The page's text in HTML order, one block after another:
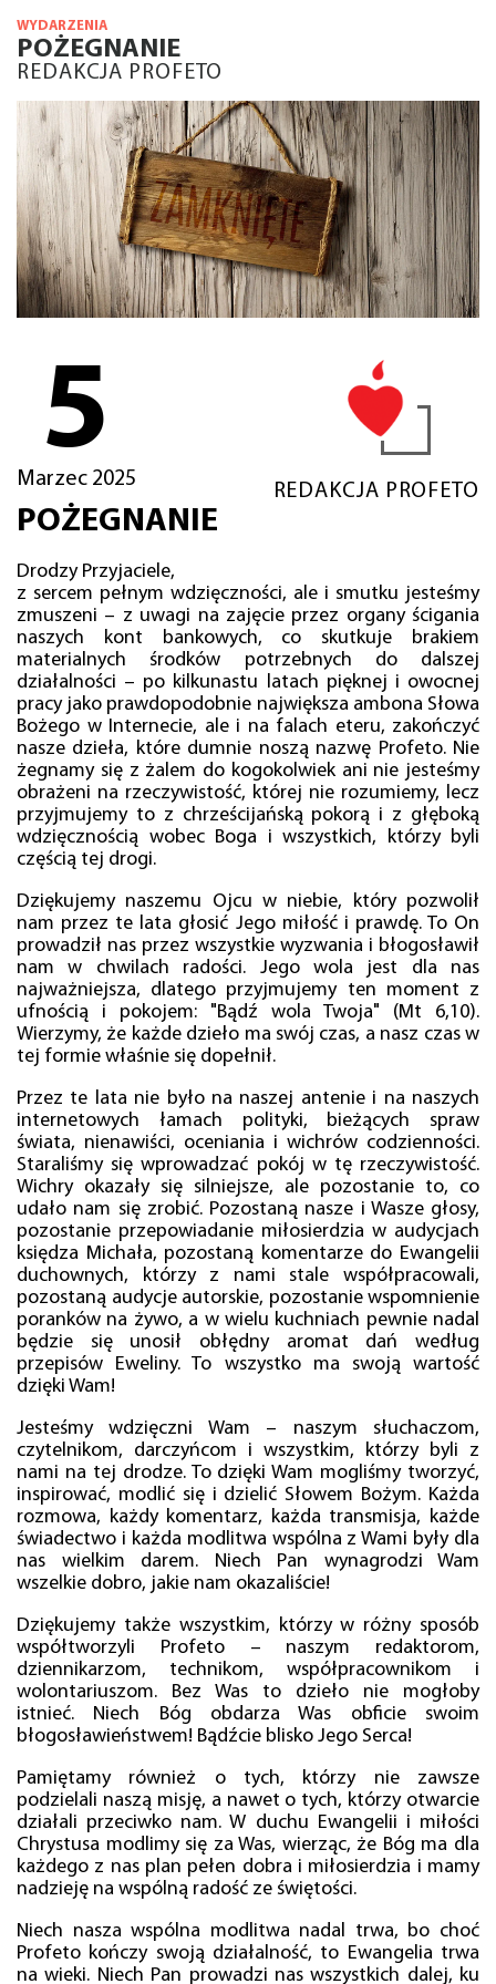
WYDARZENIA
POŻEGNANIE
REDAKCJA PROFETO
5
Marzec 2025
REDAKCJA PROFETO
POŻEGNANIE
Drodzy Przyjaciele,
z sercem pełnym wdzięczności, ale i smutku jesteśmy
zmuszeni – z uwagi na zajęcie przez organy ścigania
naszych kont bankowych, co skutkuje brakiem
materialnych środków potrzebnych do dalszej
działalności – po kilkunastu latach pięknej i owocnej
pracy jako prawdopodobnie największa ambona Słowa
Bożego w Internecie, ale i na falach eteru, zakończyć
nasze dzieła, które dumnie noszą nazwę Profeto. Nie
żegnamy się z żalem do kogokolwiek ani nie jesteśmy
obrażeni na rzeczywistość, której nie rozumiemy, lecz
przyjmujemy to z chrześcijańską pokorą i z głęboką
wdzięcznością wobec Boga i wszystkich, którzy byli
częścią tej drogi.
Dziękujemy naszemu Ojcu w niebie, który pozwolił
nam przez te lata głosić Jego miłość i prawdę. To On
prowadził nas przez wszystkie wyzwania i błogosławił
nam w chwilach radości. Jego wola jest dla nas
najważniejsza, dlatego przyjmujemy ten moment z
ufnością i pokojem: "Bądź wola Twoja" (Mt 6,10).
Wierzymy, że każde dzieło ma swój czas, a nasz czas w
tej formie właśnie się dopełnił.
Przez te lata nie było na naszej antenie i na naszych
internetowych łamach polityki, bieżących spraw
świata, nienawiści, oceniania i wichrów codzienności.
Staraliśmy się wprowadzać pokój w tę rzeczywistość.
Wichry okazały się silniejsze, ale pozostanie to, co
udało nam się zrobić. Pozostaną nasze i Wasze głosy,
pozostanie przepowiadanie miłosierdzia w audycjach
księdza Michała, pozostaną komentarze do Ewangelii
duchownych, którzy z nami stale współpracowali,
pozostaną audycje autorskie, pozostanie wspomnienie
poranków na żywo, a w wielu kuchniach pewnie nadal
będzie się unosił obłędny aromat dań według
przepisów Eweliny. To wszystko ma swoją wartość
dzięki Wam!
Jesteśmy wdzięczni Wam – naszym słuchaczom,
czytelnikom, darczyńcom i wszystkim, którzy byli z
nami na tej drodze. To dzięki Wam mogliśmy tworzyć,
inspirować, modlić się i dzielić Słowem Bożym. Każda
rozmowa, każdy komentarz, każda transmisja, każde
świadectwo i każda modlitwa wspólna z Wami były dla
nas wielkim darem. Niech Pan wynagrodzi Wam
wszelkie dobro, jakie nam okazaliście!
Dziękujemy także wszystkim, którzy w różny sposób
współtworzyli Profeto – naszym redaktorom,
dziennikarzom, technikom, współpracownikom i
wolontariuszom. Bez Was to dzieło nie mogłoby
istnieć. Niech Bóg obdarza Was obficie swoim
błogosławieństwem! Bądźcie blisko Jego Serca!
Pamiętamy również o tych, którzy nie zawsze
podzielali naszą misję, a nawet o tych, którzy otwarcie
działali przeciwko nam. W duchu Ewangelii i miłości
Chrystusa modlimy się za Was, wierząc, że Bóg ma dla
każdego z nas plan pełen dobra i miłosierdzia i mamy
nadzieję na wspólną radość ze świętości.
Niech nasza wspólna modlitwa nadal trwa, bo choć
Profeto kończy swoją działalność, to Ewangelia trwa
na wieki. Niech Pan prowadzi nas wszystkich dalej, ku